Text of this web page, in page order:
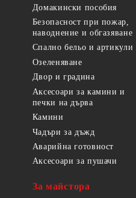
Домакински пособия
Безопасност при пожар,
наводнение и обгазяване
Спално бельо и артикули
Озеленяване
Двор и градина
Аксесоари за камини и
печки на дърва
Камини
Чадъри за дъжд
Аварийна готовност
Аксесоари за пушачи
За майстора